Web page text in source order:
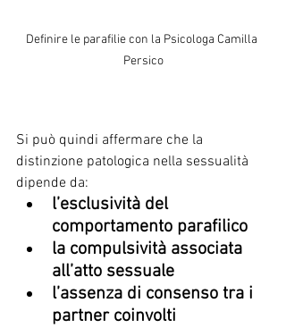
Definire le parafilie con la Psicologa Camilla
Persico
Si può quindi affermare che la
distinzione patologica nella sessualità
dipende da:
l’esclusività del
comportamento parafilico
la compulsività associata
all’atto sessuale
l’assenza di consenso tra i
partner coinvolti